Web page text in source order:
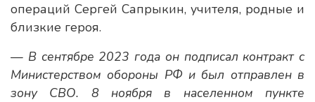
операций Сергей Сапрыкин, учителя, родные и
близкие героя.
— В сентябре 2023 года он подписал контракт с
Министерством обороны РФ и был отправлен в
зону СВО. 8 ноября в населенном пункте